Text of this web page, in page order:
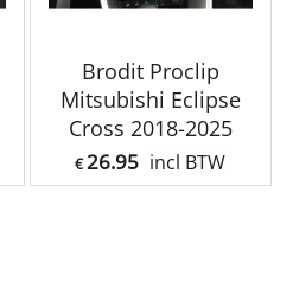
Brodit Proclip
Mitsubishi Eclipse
Cross 2018-2025
€ 26.95 incl BTW